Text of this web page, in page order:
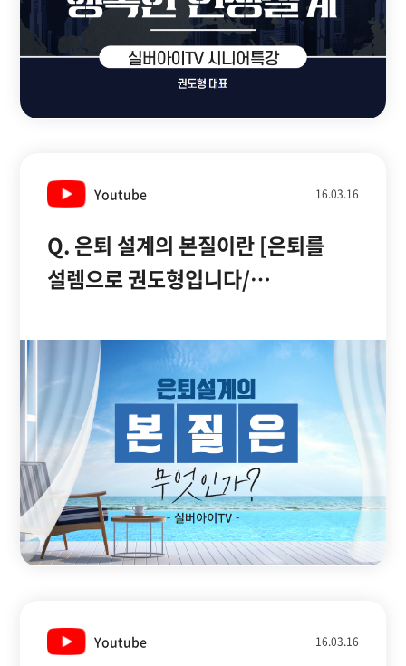
Youtube 16.03.16
Q. 은퇴 설계의 본질이란 [은퇴를
설렘으로 권도형입니다/
Youtube 16.03.16